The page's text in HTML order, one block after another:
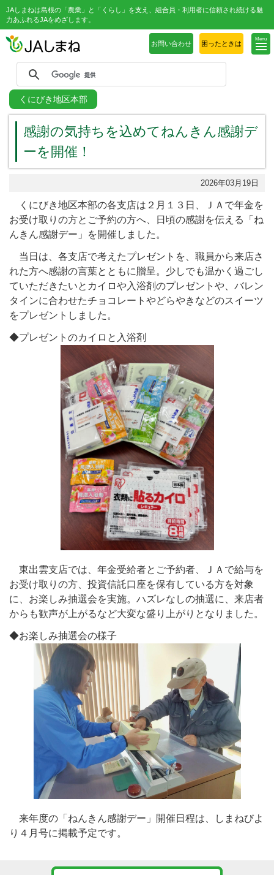
JAしまねは島根の「農業」と「くらし」を支え、組合員・利用者に信頼され続ける魅
力あふれるJAをめざします。
Menu
お問い合わせ 困ったときは
くにびき地区本部
感謝の気持ちを込めてねんきん感謝デ
ーを開催！
2026年03月19日
くにびき地区本部の各支店は２月１３日、ＪＡで年金を
お受け取りの方とご予約の方へ、日頃の感謝を伝える「ね
んきん感謝デー」を開催しました。
当日は、各支店で考えたプレゼントを、職員から来店さ
れた方へ感謝の言葉とともに贈呈。少しでも温かく過ごし
ていただきたいとカイロや入浴剤のプレゼントや、バレン
タインに合わせたチョコレートやどらやきなどのスイーツ
をプレゼントしました。
◆プレゼントのカイロと入浴剤
東出雲支店では、年金受給者とご予約者、ＪＡで給与を
お受け取りの方、投資信託口座を保有している方を対象
に、お楽しみ抽選会を実施。ハズレなしの抽選に、来店者
からも歓声が上がるなど大変な盛り上がりとなりました。
◆お楽しみ抽選会の様子
来年度の「ねんきん感謝デー」開催日程は、しまねびよ
り４月号に掲載予定です。